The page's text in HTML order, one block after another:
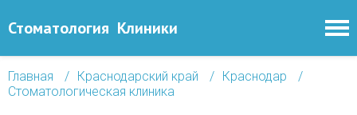
Стоматология Клиники
Главная Краснодарский край
Краснодар
Стоматологическая клиника